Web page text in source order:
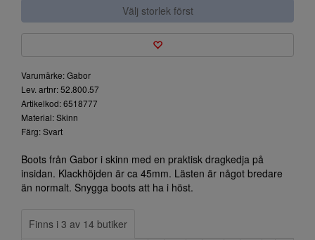
Välj storlek först
Varumärke: Gabor
Lev. artnr: 52.800.57
Artikelkod: 6518777
Material: Skinn
Färg: Svart
Boots från Gabor i skinn med en praktisk dragkedja på
insidan. Klackhöjden är ca 45mm. Lästen är något bredare
än normalt. Snygga boots att ha i höst.
Finns i 3 av 14 butiker